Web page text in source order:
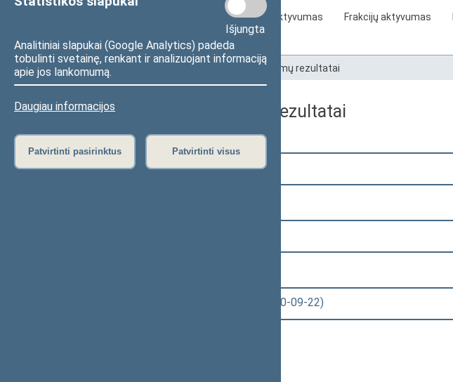
Išjungta
Analitiniai slapukai (Google Analytics) padeda
tobulinti svetainę, renkant ir analizuojant informaciją
apie jos lankomumą.
Daugiau informacijos
Patvirtinti pasirinktus Patvirtinti visus
Seimo narių aktyvumas Frakcijų aktyvumas
Seimo narių balsavimų rezultatai
Pradžia Seimo narių balsavimų rezultatai
Seimo narių balsavimų rezultatai
Pasirinkite kadenciją:
2016–2020 metų kadencija
Seimo vakarinis posėdis Nr. 440 (2020-09-22)